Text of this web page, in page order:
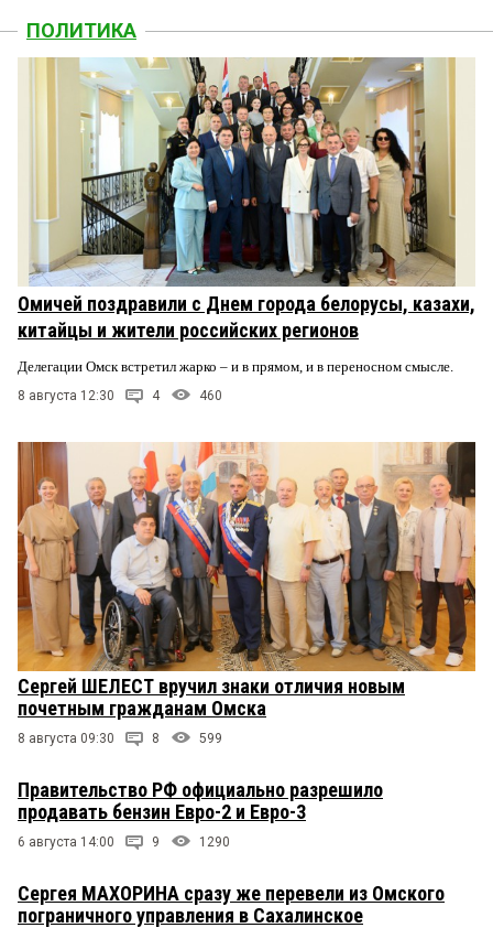
ПОЛИТИКА
Омичей поздравили с Днем города белорусы, казахи,
китайцы и жители российских регионов
Делегации Омск встретил жарко – и в прямом, и в переносном смысле.
8 августа 12:30 4 460
Сергей ШЕЛЕСТ вручил знаки отличия новым
почетным гражданам Омска
8 августа 09:30 8 599
Правительство РФ официально разрешило
продавать бензин Евро-2 и Евро-3
6 августа 14:00 9 1290
Сергея МАХОРИНА сразу же перевели из Омского
пограничного управления в Сахалинское